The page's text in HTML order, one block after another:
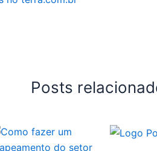
Posts